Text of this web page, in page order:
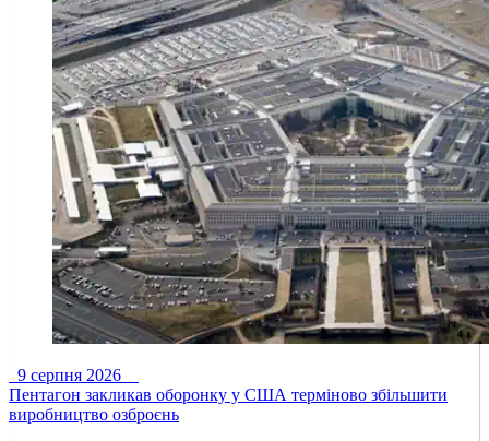
9 серпня 2026
Пентагон закликав оборонку у США терміново збільшити
виробництво озброєнь